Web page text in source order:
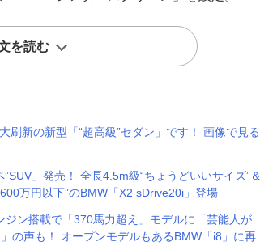
を読む
刷新の新型「“超高級”セダン」です！ 画像で見る
」発売！ 全長4.5m級“ちょうどいいサイズ”＆
万円以下”のBMW「X2 sDrive20i」登場
ジン搭載で「370馬力超え」モデルに「芸能人が
の声も！ オープンモデルもあるBMW「i8」に再